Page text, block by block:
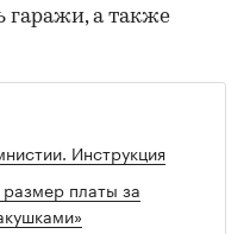
гаражи, а также
Инструкция
платы за